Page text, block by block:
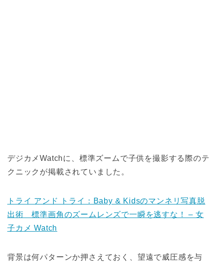
デジカメWatchに、標準ズームで子供を撮影する際のテ
クニックが掲載されていました。
トライ アンド トライ：Baby & Kidsのマンネリ写真脱
出術 標準画角のズームレンズで一瞬を逃すな！ – 女
子カメ Watch
背景は何パターンか押さえておく、望遠で威圧感を与